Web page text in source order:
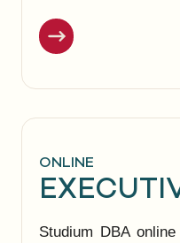
ONLINE
Studium DBA